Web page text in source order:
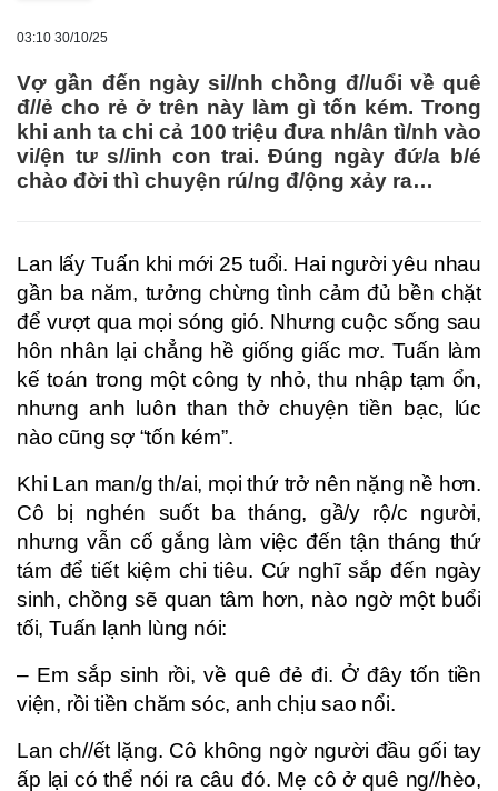
03:10 30/10/25
Vợ gần đến ngày si//nh chồng đ//uổi về quê
đ//ẻ cho rẻ ở trên này làm gì tốn kém. Trong
khi anh ta chi cả 100 triệu đưa nh/ân tì/nh vào
vi/ện tư s//inh con trai. Đúng ngày đứ/a b/é
chào đời thì chuyện rú/ng đ/ộng xảy ra…
Lan lấy Tuấn khi mới 25 tuổi. Hai người yêu nhau
gần ba năm, tưởng chừng tình cảm đủ bền chặt
để vượt qua mọi sóng gió. Nhưng cuộc sống sau
hôn nhân lại chẳng hề giống giấc mơ. Tuấn làm
kế toán trong một công ty nhỏ, thu nhập tạm ổn,
nhưng anh luôn than thở chuyện tiền bạc, lúc
nào cũng sợ “tốn kém”.
Khi Lan man/g th/ai, mọi thứ trở nên nặng nề hơn.
Cô bị nghén suốt ba tháng, gầ/y rộ/c người,
nhưng vẫn cố gắng làm việc đến tận tháng thứ
tám để tiết kiệm chi tiêu. Cứ nghĩ sắp đến ngày
sinh, chồng sẽ quan tâm hơn, nào ngờ một buổi
tối, Tuấn lạnh lùng nói:
– Em sắp sinh rồi, về quê đẻ đi. Ở đây tốn tiền
viện, rồi tiền chăm sóc, anh chịu sao nổi.
Lan ch//ết lặng. Cô không ngờ người đầu gối tay
ấp lại có thể nói ra câu đó. Mẹ cô ở quê ng//hèo,